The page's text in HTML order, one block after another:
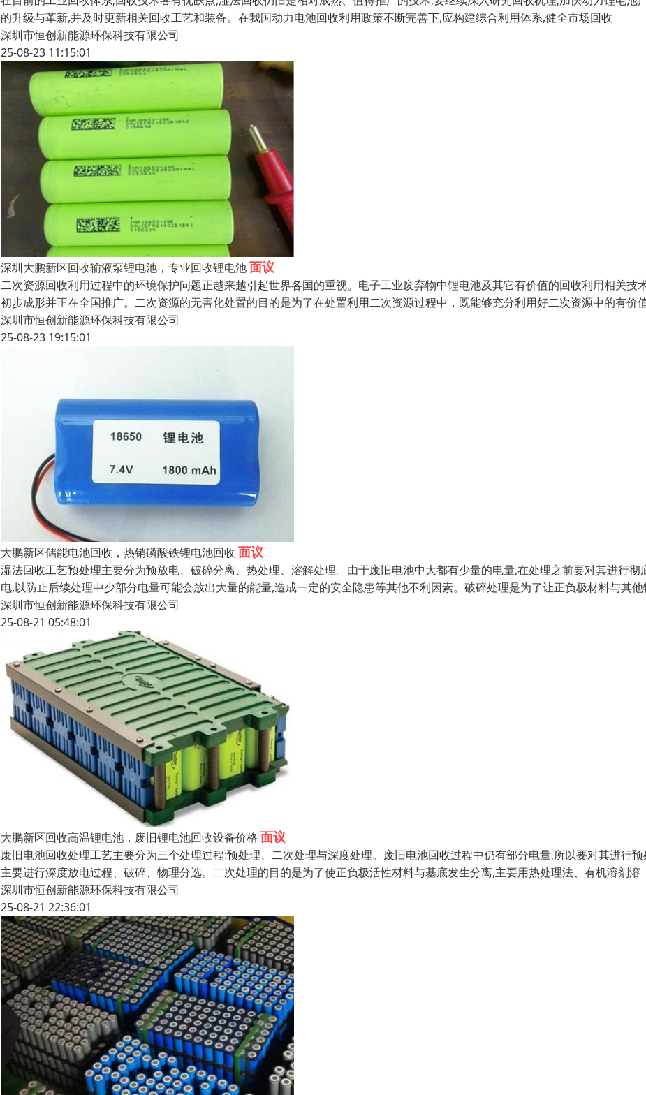
的升级与革新,并及时更新相关回收工艺和装备。在我国动力电池回收利用政策不断完善下,应构建综合利用体系,健全市场回收
深圳市恒创新能源环保科技有限公司
25-08-23 11:15:01
深圳大鹏新区回收输液泵锂电池，专业回收锂电池面议
二次资源回收利用过程中的环境保护问题正越来越引起世界各国的重视。电子工业废弃物中锂电池及其它有价值的回收利用相关技
初步成形并正在全国推广。二次资源的无害化处置的目的是为了在处置利用二次资源过程中，既能够充分利用好二次资源中的有价
深圳市恒创新能源环保科技有限公司
25-08-23 19:15:01
大鹏新区储能电池回收，热销磷酸铁锂电池回收 面议
湿法回收工艺预处理主要分为预放电、破碎分离、热处理、溶解处理。由于废旧电池中大都有少量的电量,在处理之前要对其进行彻
电,以防止后续处理中少部分电量可能会放出大量的能量,造成一定的安全隐患等其他不利因素。破碎处理是为了让正负极材料与其他
深圳市恒创新能源环保科技有限公司
25-08-21 05:48:01
大鹏新区回收高温锂电池，废旧锂电池回收设备价格 面议
废旧电池回收处理工艺主要分为三个处理过程:预处理、二次处理与深度处理。废旧电池回收过程中仍有部分电量,所以要对其进行预
主要进行深度放电过程、破碎、物理分选。二次处理的目的是为了使正负极活性材料与基底发生分离,主要用热处理法、有机溶剂溶
深圳市恒创新能源环保科技有限公司
25-08-21 22:36:01